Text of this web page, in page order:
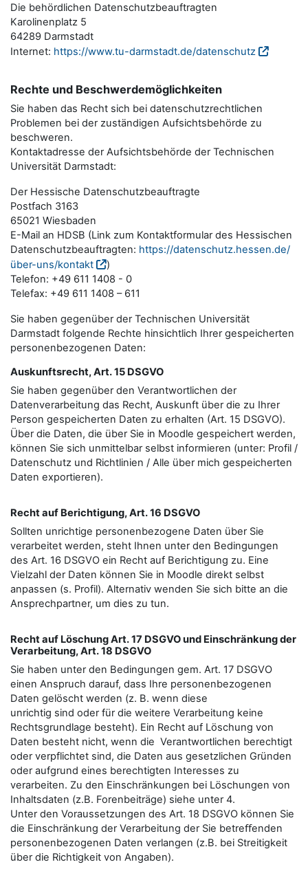
Die behördlichen Datenschutzbeauftragten
Karolinenplatz 5
64289 Darmstadt
Internet: https://www.tu-darmstadt.de/datenschutz
Rechte und Beschwerdemöglichkeiten
Sie haben das Recht sich bei datenschutzrechtlichen
Problemen bei der zuständigen Aufsichtsbehörde zu
beschweren.
Kontaktadresse der Aufsichtsbehörde der Technischen
Universität Darmstadt:
Der Hessische Datenschutzbeauftragte
Postfach 3163
65021 Wiesbaden
E-Mail an HDSB (Link zum Kontaktformular des Hessischen
Datenschutzbeauftragten: https://datenschutz.hessen.de/
über-uns/kontakt
)
Telefon: +49 611 1408 - 0
Telefax: +49 611 1408 – 611
Sie haben gegenüber der Technischen Universität
Darmstadt folgende Rechte hinsichtlich Ihrer gespeicherten
personenbezogenen Daten:
Auskunftsrecht, Art. 15 DSGVO
Sie haben gegenüber den Verantwortlichen der
Datenverarbeitung das Recht, Auskunft über die zu Ihrer
Person gespeicherten Daten zu erhalten (Art. 15 DSGVO).
Über die Daten, die über Sie in Moodle gespeichert werden,
können Sie sich unmittelbar selbst informieren (unter: Profil /
Datenschutz und Richtlinien / Alle über mich gespeicherten
Daten exportieren).
Recht auf Berichtigung, Art. 16 DSGVO
Sollten unrichtige personenbezogene Daten über Sie
verarbeitet werden, steht Ihnen unter den Bedingungen
des Art. 16 DSGVO ein Recht auf Berichtigung zu. Eine
Vielzahl der Daten können Sie in Moodle direkt selbst
anpassen (s. Profil). Alternativ wenden Sie sich bitte an die
Ansprechpartner, um dies zu tun.
Recht auf Löschung Art. 17 DSGVO und Einschränkung der
Verarbeitung, Art. 18 DSGVO
Sie haben unter den Bedingungen gem. Art. 17 DSGVO
einen Anspruch darauf, dass Ihre personenbezogenen
Daten gelöscht werden (z. B. wenn diese
unrichtig sind oder für die weitere Verarbeitung keine
Rechtsgrundlage besteht). Ein Recht auf Löschung von
Daten besteht nicht, wenn die Verantwortlichen berechtigt
oder verpflichtet sind, die Daten aus gesetzlichen Gründen
oder aufgrund eines berechtigten Interesses zu
verarbeiten. Zu den Einschränkungen bei Löschungen von
Inhaltsdaten (z.B. Forenbeiträge) siehe unter 4.
Unter den Voraussetzungen des Art. 18 DSGVO können Sie
die Einschränkung der Verarbeitung der Sie betreﬀenden
personenbezogenen Daten verlangen (z.B. bei Streitigkeit
über die Richtigkeit von Angaben).